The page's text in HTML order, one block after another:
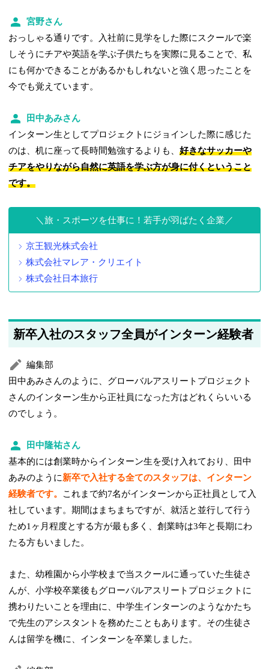
宮野さん
おっしゃる通りです。入社前に見学をした際にスクールで楽
しそうにチアや英語を学ぶ子供たちを実際に見ることで、私
にも何かできることがあるかもしれないと強く思ったことを
今でも覚えています。
田中あみさん
インターン生としてプロジェクトにジョインした際に感じた
のは、机に座って長時間勉強するよりも、好きなサッカーや
チアをやりながら自然に英語を学ぶ方が身に付くということ
です。
旅・スポーツを仕事に！若手が羽ばたく企業
京王観光株式会社
株式会社マレア・クリエイト
株式会社日本旅行
新卒入社のスタッフ全員がインターン経験者
編集部
田中あみさんのように、グローバルアスリートプロジェクト
さんのインターン生から正社員になった方はどれくらいいる
のでしょう。
田中隆祐さん
基本的には創業時からインターン生を受け入れており、田中
あみのように新卒で入社する全てのスタッフは、インターン
経験者です。
これまで約7名がインターンから正社員として入
社しています。期間はまちまちですが、就活と並行して行う
ため1ヶ月程度とする方が最も多く、創業時は3年と長期にわ
たる方もいました。
また、幼稚園から小学校まで当スクールに通っていた生徒さ
んが、小学校卒業後もグローバルアスリートプロジェクトに
携わりたいことを理由に、中学生インターンのようなかたち
で先生のアシスタントを務めたこともあります。その生徒さ
んは留学を機に、インターンを卒業しました。